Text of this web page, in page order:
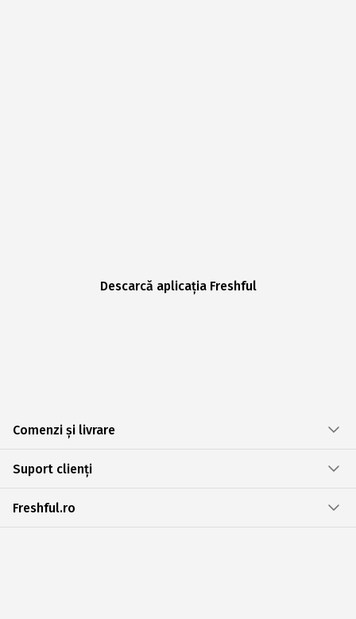
Descarcă aplicația Freshful
Comenzi și livrare
Suport clienți
Freshful.ro